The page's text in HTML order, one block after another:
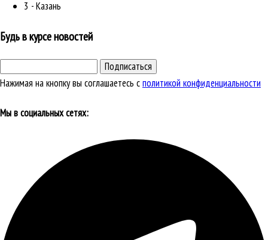
3 - Казань
Будь в курсе новостей
Подписаться
Нажимая на кнопку вы соглашаетесь сполитикой конфиденциальности
Мы в социальных сетях: